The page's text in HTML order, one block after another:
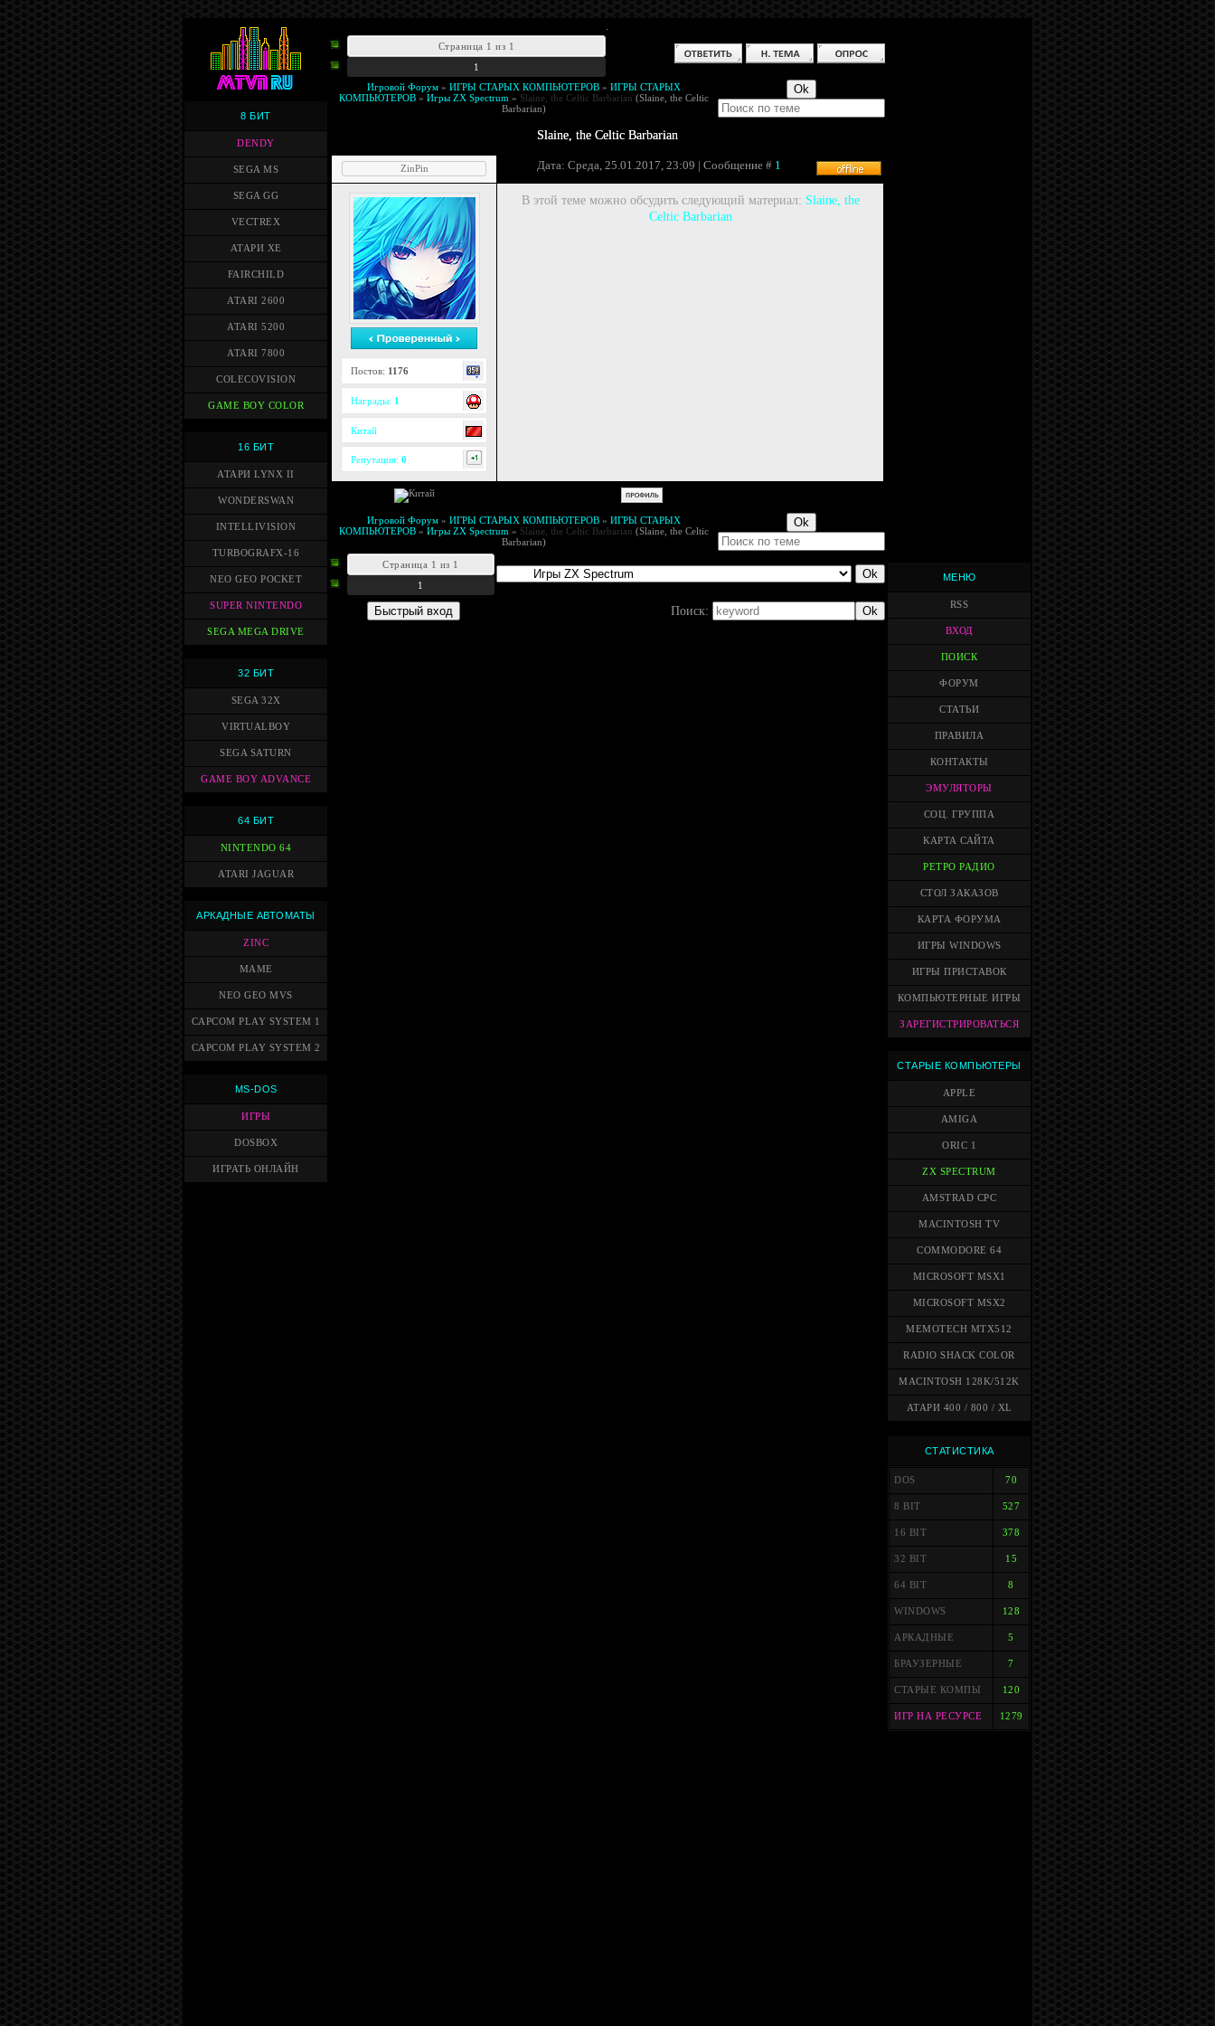
8 БИТ
DENDY
SEGA MS
SEGA GG
VECTREX
АТАРИ XE
FAIRCHILD
ATARI 2600
ATARI 5200
ATARI 7800
COLECOVISION
GAME BOY COLOR
16 БИТ
АТАРИ LYNX II
WONDERSWAN
INTELLIVISION
TURBOGRAFX-16
NEO GEO POCKET
SUPER NINTENDO
SEGA MEGA DRIVE
32 БИТ
SEGA 32X
VIRTUALBOY
SEGA SATURN
GAME BOY ADVANCE
64 БИТ
NINTENDO 64
ATARI JAGUAR
АРКАДНЫЕ АВТОМАТЫ
ZINC
MAME
NEO GEO MVS
CAPCOM PLAY SYSTEM 1
CAPCOM PLAY SYSTEM 2
MS-DOS
ИГРЫ
DOSBOX
ИГРАТЬ ОНЛАЙН
.
Страница 1 из 1
1
Игровой Форум » ИГРЫ СТАРЫХ КОМПЬЮТЕРОВ » ИГРЫ СТАРЫХ
КОМПЬЮТЕРОВ » Игры ZX Spectrum » Slaine, the Celtic Barbarian (Slaine, the Celtic
Barbarian)
Slaine, the Celtic Barbarian
ZinPin Дата: Среда, 25.01.2017, 23:09 | Сообщение # 1
Постов: 1176
Награды: 1
Китай
Репутация: 0
В этой теме можно обсудить следующий материал: Slaine, the
Celtic Barbarian
Игровой Форум » ИГРЫ СТАРЫХ КОМПЬЮТЕРОВ » ИГРЫ СТАРЫХ
КОМПЬЮТЕРОВ » Игры ZX Spectrum » Slaine, the Celtic Barbarian (Slaine, the Celtic
Barbarian)
Страница 1 из 1
1
Поиск:
МЕНЮ
RSS
ВХОД
ПОИСК
ФОРУМ
СТАТЬИ
ПРАВИЛА
КОНТАКТЫ
ЭМУЛЯТОРЫ
СОЦ. ГРУППА
КАРТА САЙТА
РЕТРО РАДИО
СТОЛ ЗАКАЗОВ
КАРТА ФОРУМА
ИГРЫ WINDOWS
ИГРЫ ПРИСТАВОК
КОМПЬЮТЕРНЫЕ ИГРЫ
ЗАРЕГИСТРИРОВАТЬСЯ
СТАРЫЕ КОМПЬЮТЕРЫ
APPLE
AMIGA
ORIC 1
ZX SPECTRUM
AMSTRAD CPC
MACINTOSH TV
COMMODORE 64
MICROSOFT MSX1
MICROSOFT MSX2
MEMOTECH MTX512
RADIO SHACK COLOR
MACINTOSH 128K/512K
АТАРИ 400 / 800 / XL
СТАТИСТИКА
DOS 70
8 BIT 527
16 BIT 378
32 BIT 15
64 BIT 8
WINDOWS 128
АРКАДНЫЕ 5
БРАУЗЕРНЫЕ 7
СТАРЫЕ КОМПЫ 120
ИГР НА РЕСУРСЕ 1279